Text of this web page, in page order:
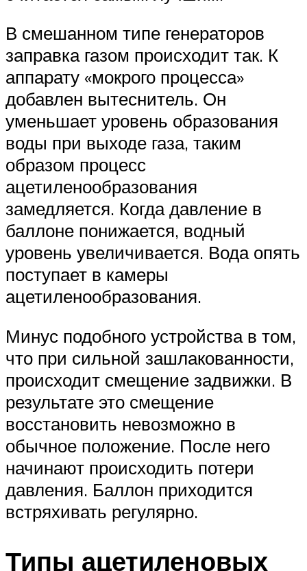
В смешанном типе генераторов
заправка газом происходит так. К
аппарату «мокрого процесса»
добавлен вытеснитель. Он
уменьшает уровень образования
воды при выходе газа, таким
образом процесс
ацетиленообразования
замедляется. Когда давление в
баллоне понижается, водный
уровень увеличивается. Вода опять
поступает в камеры
ацетиленообразования.
Минус подобного устройства в том,
что при сильной зашлакованности,
происходит смещение задвижки. В
результате это смещение
восстановить невозможно в
обычное положение. После него
начинают происходить потери
давления. Баллон приходится
встряхивать регулярно.
Типы ацетиленовых